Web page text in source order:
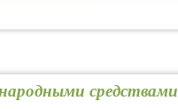
средствами